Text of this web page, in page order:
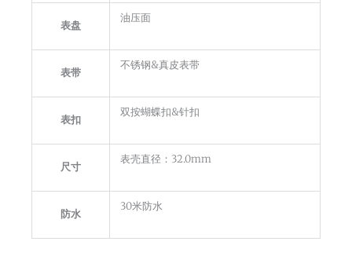
表盘
油压面
表带
不锈钢&真皮表带
表扣
双按蝴蝶扣&针扣
尺寸
表壳直径：32.0mm
防水
30米防水